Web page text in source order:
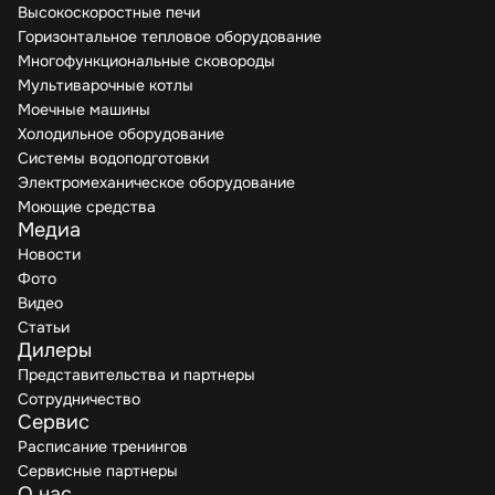
Высокоскоростные печи
Горизонтальное тепловое оборудование
Многофункциональные сковороды
Мультиварочные котлы
Моечные машины
Холодильное оборудование
Системы водоподготовки
Электромеханическое оборудование
Моющие средства
Медиа
Новости
Фото
Видео
Статьи
Дилеры
Представительства и партнеры
Сотрудничество
Сервис
Расписание тренингов
Сервисные партнеры